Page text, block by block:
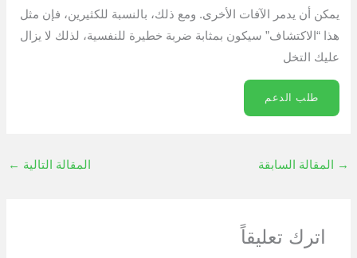
يمكن أن يدمر الآفات الأخرى. ومع ذلك، بالنسبة للكثيرين، فإن مثل
هذا “الاكتشاف” سيكون بمثابة ضربة خطيرة للنفسية، لذلك لا يزال
عليك التخل
طلب الدعم
→ المقالة السابقة المقالة التالية ←
اترك تعليقاً